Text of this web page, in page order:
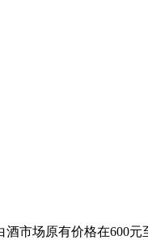
场原有价格在600元